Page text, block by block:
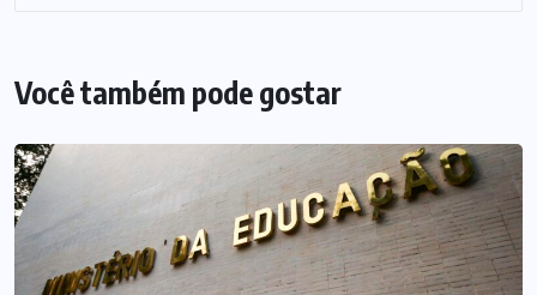
Você também pode gostar